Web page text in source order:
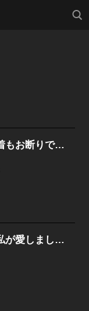
検索
解放宣言～溺愛も執着もお断りです！～【タテヨミ】
嫌われ者の令嬢は、私が愛しましょう。～いまさら溺愛してきても、もう遅いです！～